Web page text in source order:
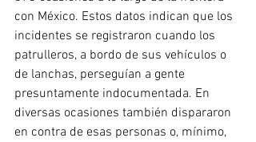
con México. Estos datos indican que los
incidentes se registraron cuando los
patrulleros, a bordo de sus vehículos o
de lanchas, perseguían a gente
presuntamente indocumentada. En
diversas ocasiones también dispararon
en contra de esas personas o, mínimo,